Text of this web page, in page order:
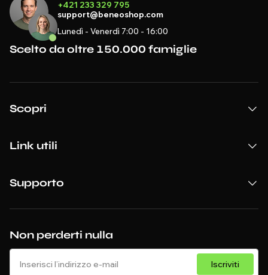
Non perderti nulla
Iscriviti
+421 233 329 795
support@beneoshop.com
Lunedì - Venerdì 7:00 - 16:00
Scelto da oltre 150.000 famiglie
Scopri
Link utili
Supporto